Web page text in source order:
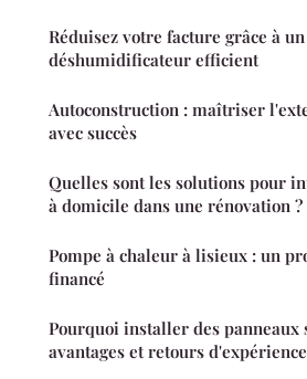
Réduisez votre facture grâce à un
déshumidificateur efficient
Autoconstruction : maîtriser
avec succès
Quelles sont les solutions pour
à domicile dans une rénovation ?
Pompe à chaleur à lisieux : un
financé
Pourquoi installer des panneaux
avantages et retours